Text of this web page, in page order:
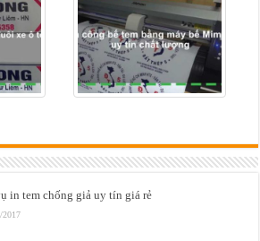
in tem chống giả uy tín giá rẻ
2017